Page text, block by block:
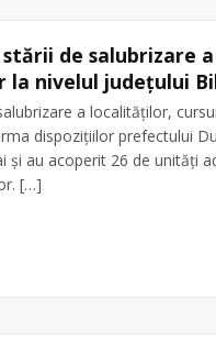
de salubrizare
la nivelul județului
a localităţilor,
dispozițiilor prefectului
și au acoperit 26 de unități
[…]